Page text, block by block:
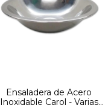
Ensaladera de Acero
Inoxidable Carol - Varias